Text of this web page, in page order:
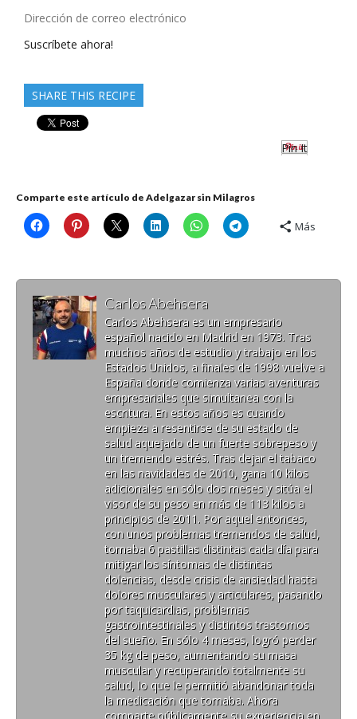
Dirección
correo
Suscríbete ahora!
SHARE THIS RECIPE
Pin It
Comparte este artículo de Adelgazar sin Milagros
Más
Carlos Abehsera
Carlos Abehsera es un empresario
español nacido en Madrid en 1973. Tras
muchos años de estudio y trabajo en los
Estados Unidos, a finales de 1998 vuelve a
España donde comienza varias aventuras
empresariales que simultanea con la
escritura. En estos años es cuando
empieza a resentirse de su estado de
salud aquejado de un fuerte sobrepeso y
un tremendo estrés. Tras dejar el tabaco
en las navidades de 2010, gana 10 kilos
adicionales en sólo dos meses y sitúa el
visor de su peso en más de 113 kilos a
principios de 2011. Por aquel entonces,
con unos problemas tremendos de salud,
tomaba 6 pastillas distintas cada día para
mitigar los síntomas de distintas
dolencias, desde crisis de ansiedad hasta
dolores musculares y articulares, pasando
por taquicardias, problemas
gastrointestinales y distintos trastornos
del sueño. En sólo 4 meses, logró perder
35 kg de peso, aumentando su masa
muscular y recuperando totalmente su
salud, lo que le permitió abandonar toda
la medicación que tomaba. Ahora
comparte públicamente su experiencia en